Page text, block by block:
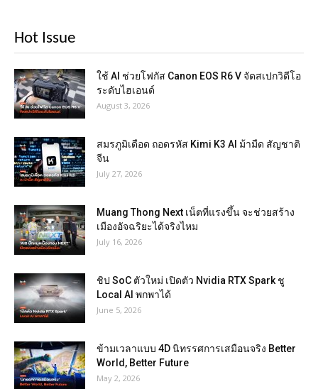
Hot Issue
ใช้ AI ช่วยโฟกัส Canon EOS R6 V จัดสเปกวิดีโอ
ระดับไฮเอนด์
August 3, 2026
สมรภูมิเดือด ถอดรหัส Kimi K3 AI ม้ามืด สัญชาติ
จีน
July 27, 2026
Muang Thong Next เน็ตที่แรงขึ้น จะช่วยสร้าง
เมืองอัจฉริยะได้จริงไหม
July 16, 2026
ชิป SoC ตัวใหม่ เปิดตัว Nvidia RTX Spark ชู
Local AI พกพาได้
June 5, 2026
ข้ามเวลาแบบ 4D นิทรรศการเสมือนจริง Better
World, Better Future
May 2, 2026